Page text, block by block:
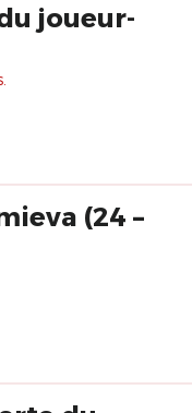
joueur-
(24 –